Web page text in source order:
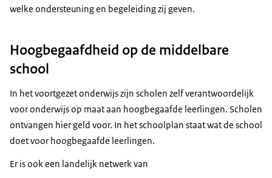
welke ondersteuning en begeleiding zij geven.
Hoogbegaafdheid op de middelbare
school
In het voortgezet onderwijs zijn scholen zelf verantwoordelijk
voor onderwijs op maat aan hoogbegaafde leerlingen. Scholen
ontvangen hier geld voor. In het schoolplan staat wat de school
doet voor hoogbegaafde leerlingen.
Er is ook een landelijk netwerk van